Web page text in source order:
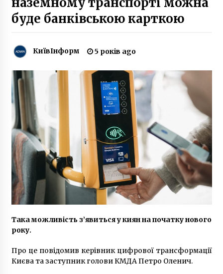
Осінь розпочалась з рекорду: ніч на 1 вересня
6 років ago
Втрачений Київ. Історія першого “СПА” міста
7 років ago
У Міністерстві оборони розповіли про
кількість російських військ на кордоні з
Україною
5 років ago
Набережную возле Дарницкого моста
превратили в помойку (ФОТО)
10 років ago
сбил пешехода
буде банківською карткою
КиївІнформ 5 років ago
Така можливість з’явиться у киян на початку нового
року.
Про це повідомив керівник цифрової трансформації
Києва та заступник голови КМДА Петро Оленич.